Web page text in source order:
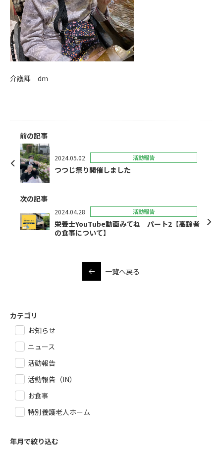
介護課 dｍ
前の記事
2024.05.02 活動報告
つつじ祭り開催しました
次の記事
2024.04.28 活動報告
栄養士YouTube動画みてね パート2【高齢者
の食事について】
一覧へ戻る
カテゴリ
お知らせ
ニュース
活動報告
活動報告（IN）
お食事
特別養護老人ホーム
年月で絞り込む